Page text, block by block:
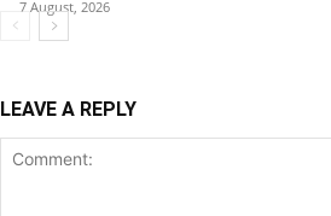
7 August, 2026
LEAVE A REPLY